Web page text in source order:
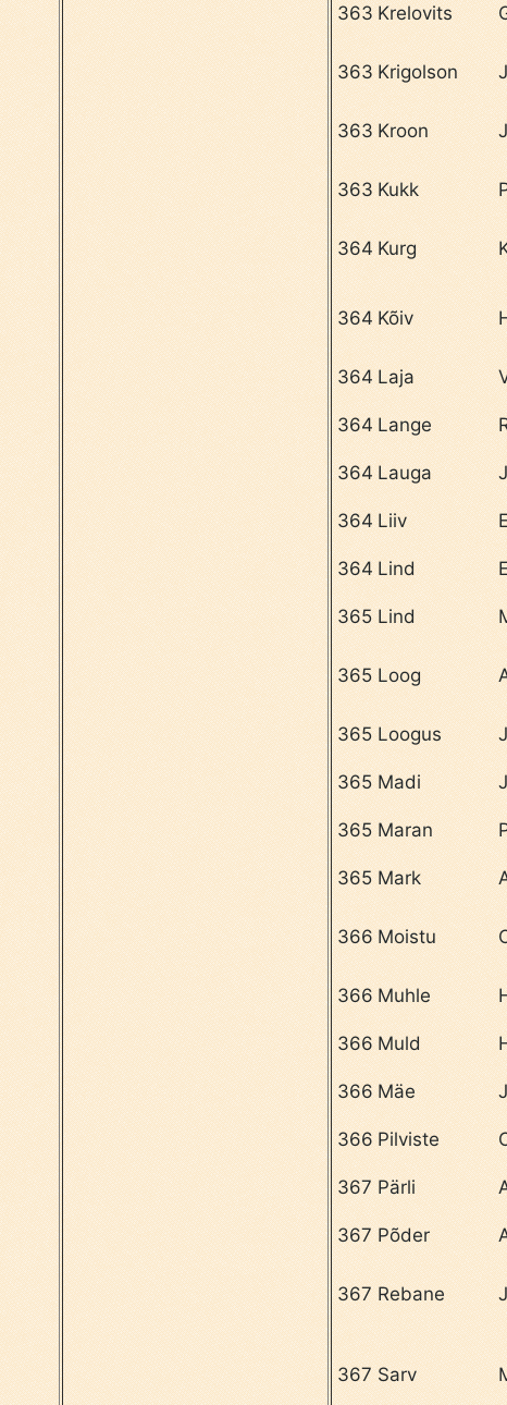
363 Krelovits
363 Krigolson
363 Kroon
363 Kukk
364 Kurg
364 Kõiv
364 Laja
364 Lange
364 Lauga
364 Liiv
364 Lind
365 Lind
365 Loog
365 Loogus
365 Madi
365 Maran
365 Mark
366 Moistu
366 Muhle
366 Muld
366 Mäe
366 Pilviste
367 Pärli
367 Põder
367 Rebane
367 Sarv